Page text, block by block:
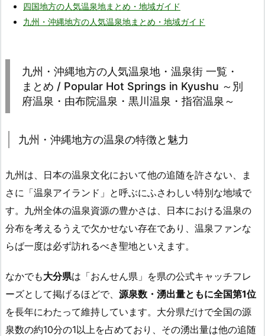
四国地方の人気温泉地まとめ・地域ガイド
九州・沖縄地方の人気温泉地まとめ・地域ガイド
九州・沖縄地方の人気温泉地・温泉街 一覧・
まとめ / Popular Hot Springs in Kyushu ～別
府温泉・由布院温泉・黒川温泉・指宿温泉～
九州・沖縄地方の温泉の特徴と魅力
九州は、日本の温泉文化において他の追随を許さない、ま
さに「温泉アイランド」と呼ぶにふさわしい特別な地域で
す。九州全体の温泉資源の豊かさは、日本における温泉の
分布を考えるうえで欠かせない存在であり、温泉ファンな
らば一度は必ず訪れるべき聖地といえます。
なかでも大分県は「おんせん県」を県の公式キャッチフレ
ーズとして掲げるほどで、 源泉数・湧出量ともに全国第1位
を長年にわたって維持しています。大分県だけで全国の源
泉数の約10分の1以上を占めており、その湧出量は他の追随